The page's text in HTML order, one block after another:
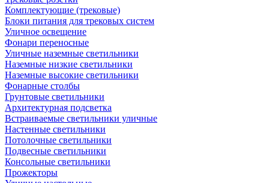
Комплектующие (трековые)
Блоки питания для трековых систем
Уличное освещение
Фонари переносные
Уличные наземные светильники
Наземные низкие светильники
Наземные высокие светильники
Фонарные столбы
Грунтовые светильники
Архитектурная подсветка
Встраиваемые светильники уличные
Настенные светильники
Потолочные светильники
Подвесные светильники
Консольные светильники
Прожекторы